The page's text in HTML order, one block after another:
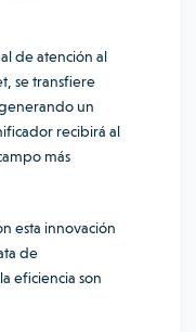
de atención al
se transfiere
un
recibirá al
más
esta innovación
de
eficiencia son